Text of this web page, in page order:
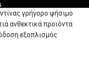
γρήγορο ψήσιμο
ανθεκτικά προϊόντα
εξοπλισμός